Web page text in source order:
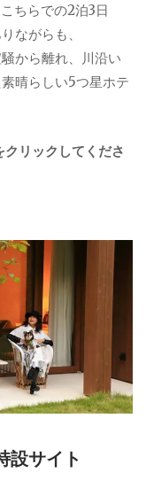
こちらでの2泊3日
ながらも、
から離れ、川沿い
晴らしい5つ星ホテ
リックしてくださ
設サイト